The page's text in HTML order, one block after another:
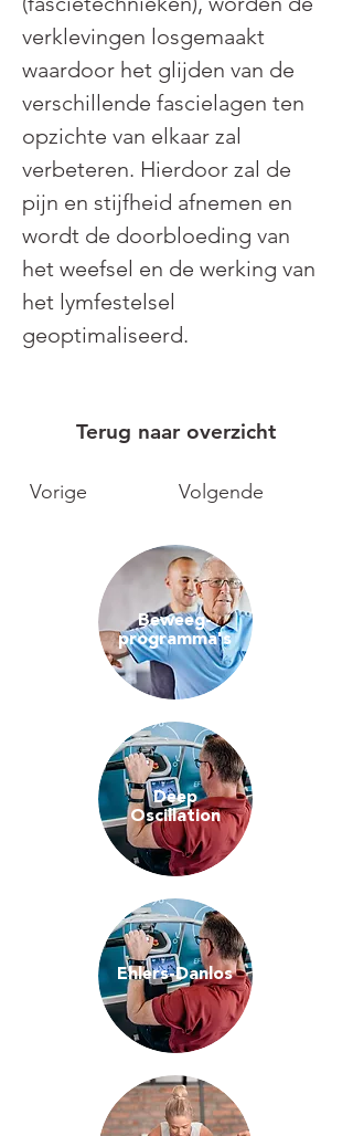
verklevingen losgemaakt
waardoor het glijden van de
verschillende fascielagen ten
opzichte van elkaar zal
verbeteren. Hierdoor zal de
pijn en stijfheid afnemen en
wordt de doorbloeding van
het weefsel en de werking van
het lymfestelsel
geoptimaliseerd.
Terug naar overzicht
Vorige Volgende
Beweeg-
programma's
Deep
Oscillation
Ehlers-Danlos